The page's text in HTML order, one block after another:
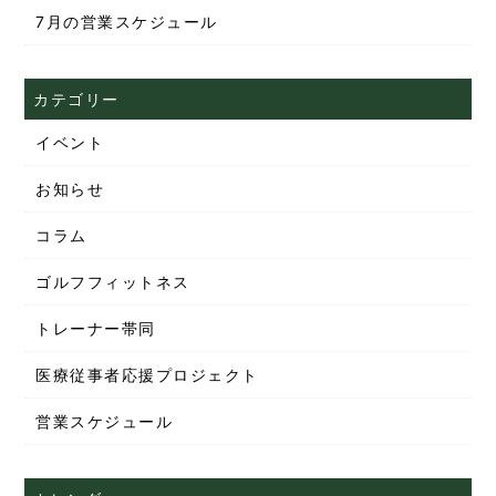
7月の営業スケジュール
カテゴリー
イベント
お知らせ
コラム
ゴルフフィットネス
トレーナー帯同
医療従事者応援プロジェクト
営業スケジュール